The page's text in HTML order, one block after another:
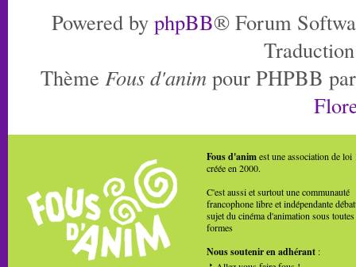
Powered by phpBB® Forum
Thème Fous d'anim pour PHPBB
Fous d'animest une association de loi
créée en 2000.
C'est aussi et surtout une communauté
francophone libre et indépendante
sujet du cinéma d'animation sous toutes
formes
Nous soutenir en adhérant :